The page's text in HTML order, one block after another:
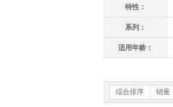
特性：
系列：
适用年龄：
综合排序 销量